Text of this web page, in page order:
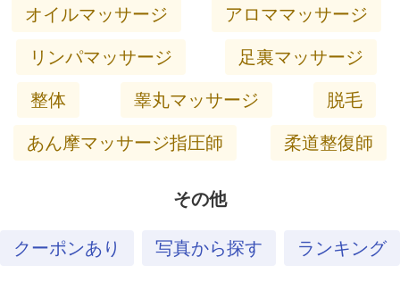
オイルマッサージ
アロママッサージ
リンパマッサージ
足裏マッサージ
整体
睾丸マッサージ
脱毛
あん摩マッサージ指圧師
柔道整復師
その他
クーポンあり 写真から探す ランキング